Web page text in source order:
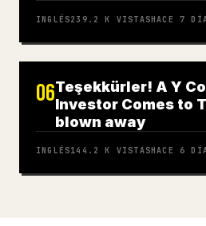
INGLÉS239.2 K VISTASHACE 7
06Teşekkürler! A Y
Investor Comes to
blown away
INGLÉS144.2 K VISTASHACE 6